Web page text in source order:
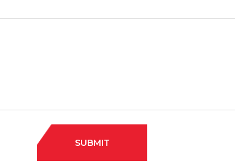
SUBMIT